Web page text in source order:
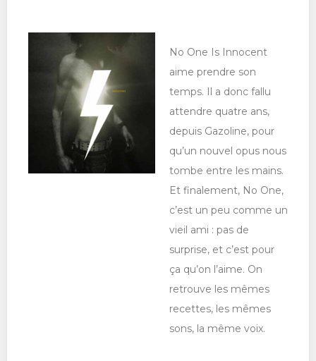
No One Is Innocent
aime prendre son
temps. Il a donc fallu
attendre quatre ans,
depuis Gazoline, pour
qu’un nouvel opus nous
tombe entre les mains.
Et finalement, No One,
c’est un peu comme un
vieil ami : pas de
surprise, et c’est pour
ça qu’on l’aime. On
retrouve les mêmes
recettes, les mêmes
sons, la même voix.